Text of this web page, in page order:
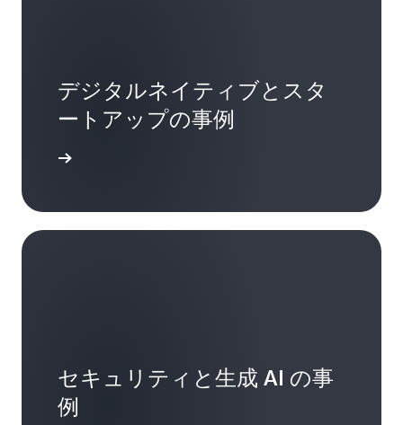
デジタルネイティブとスタ
ートアップの事例
セキュリティと生成 AI の事
例